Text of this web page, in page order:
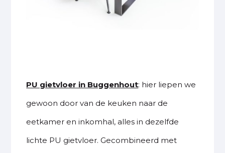
PU gietvloer in Buggenhout: hier liepen we
gewoon door van de keuken naar de
eetkamer en inkomhal, alles in dezelfde
lichte PU gietvloer. Gecombineerd met